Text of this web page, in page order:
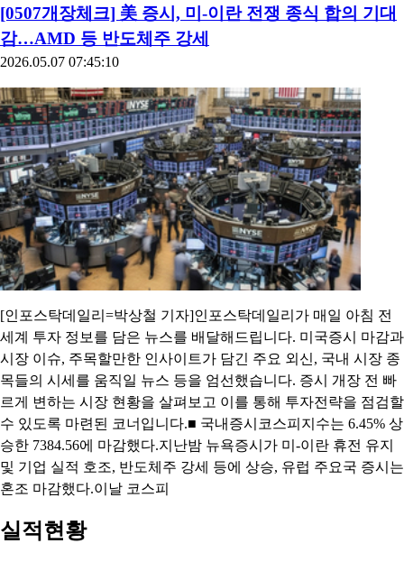
[0507개장체크] 美 증시, 미-이란 전쟁 종식 합의 기대
감…AMD 등 반도체주 강세
2026.05.07 07:45:10
[인포스탁데일리=박상철 기자]인포스탁데일리가 매일 아침 전
세계 투자 정보를 담은 뉴스를 배달해드립니다. 미국증시 마감과
시장 이슈, 주목할만한 인사이트가 담긴 주요 외신, 국내 시장 종
목들의 시세를 움직일 뉴스 등을 엄선했습니다. 증시 개장 전 빠
르게 변하는 시장 현황을 살펴보고 이를 통해 투자전략을 점검할
수 있도록 마련된 코너입니다.■ 국내증시코스피지수는 6.45% 상
승한 7384.56에 마감했다.지난밤 뉴욕증시가 미-이란 휴전 유지
및 기업 실적 호조, 반도체주 강세 등에 상승, 유럽 주요국 증시는
혼조 마감했다.이날 코스피
실적현황